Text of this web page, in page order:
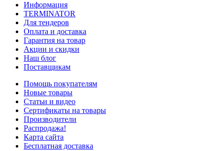
Информация
TERMINATOR
Для тендеров
Оплата и доставка
Гарантия на товар
Акции и скидки
Наш блог
Поставщикам
Помощь покупателям
Новые товары
Статьи и видео
Сертификаты на товары
Производители
Распродажа!
Карта сайта
Бесплатная доставка